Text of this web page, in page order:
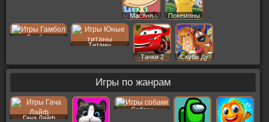
Масяня Покемоны
Гамбол
Титаны
Тачки 2
Скуби Ду
Игры по жанрам
Гача Лайф
Собаки